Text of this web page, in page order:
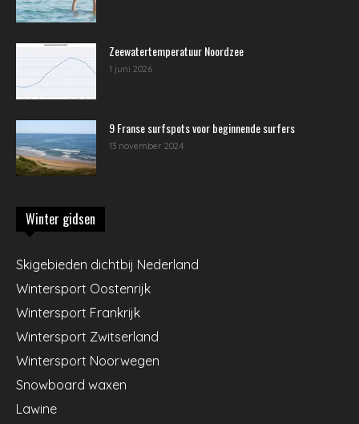
Zeewatertemperatuur Noordzee
1 juni 2026
9 Franse surfspots voor beginnende surfers
13 november 2024
Winter gidsen
Skigebieden dichtbij Nederland
Wintersport Oostenrijk
Wintersport Frankrijk
Wintersport Zwitserland
Wintersport Noorwegen
Snowboard waxen
Lawine